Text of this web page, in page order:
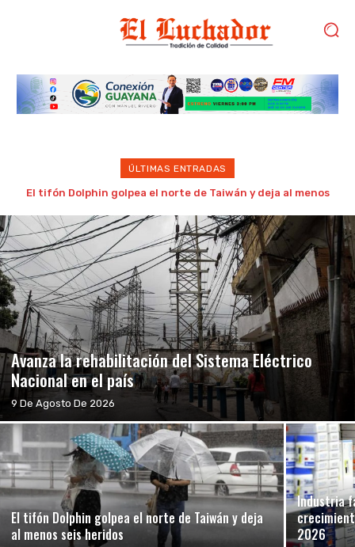
ÚLTIMAS ENTRADAS
Estudiantes de la UDO Bolívar convocan a concentración
Avanza la rehabilitación del Sistema Eléctrico
Nacional en el país
9 De Agosto De 2026
El tifón Dolphin golpea el norte de Taiwán y deja
al menos seis heridos
Industria
2026